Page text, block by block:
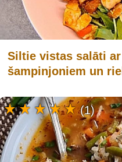
Siltie vistas salāti
šampinjoniem un
(1)